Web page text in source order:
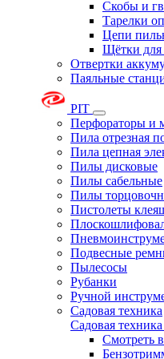
Скобы и
Тарелки
Цепи
Щётки
Отвертки
Паяльные
PIT
Перфораторы и
Пила отрезная
Пила цепная
Пилы дисковые
Пилы сабельные
Пилы
Пистолеты
Подвесные
Пылесосы
Рубанки
Ручной
Садовая техника
Садовая техника
Смотреть